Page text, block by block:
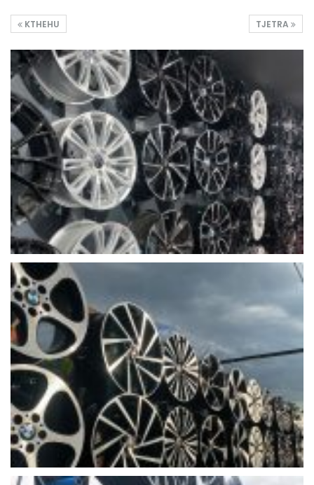
TJETRA
KTHEHU